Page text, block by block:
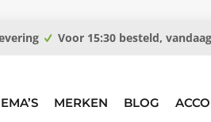
Voor 15:30 besteld,
MERKEN BLOG